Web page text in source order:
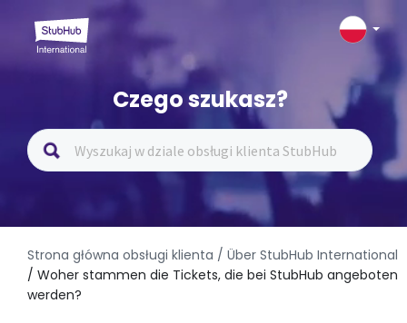
Czego szukasz?
Strona główna obsługi klienta / Über StubHub International
/ Woher stammen die Tickets, die bei StubHub angeboten
werden?